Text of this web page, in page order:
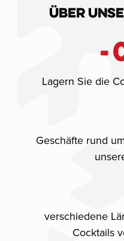
Über
-
Lagern Sie die
Geschäfte rund
verschiedene
Cocktails